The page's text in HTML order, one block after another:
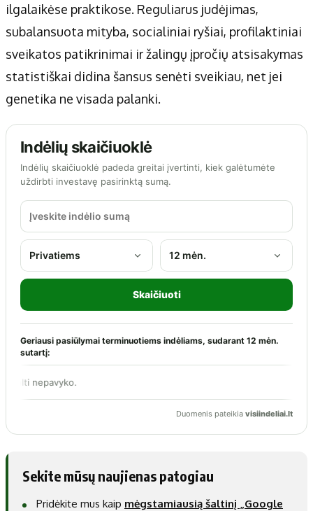
ilgalaikėse praktikose. Reguliarus judėjimas,
subalansuota mityba, socialiniai ryšiai, profilaktiniai
sveikatos patikrinimai ir žalingų įpročių atsisakymas
statistiškai didina šansus senėti sveikiau, net jei
genetika ne visada palanki.
Sekite mūsų naujienas patogiau
Pridėkite mus kaip mėgstamiausią šaltinį „Google